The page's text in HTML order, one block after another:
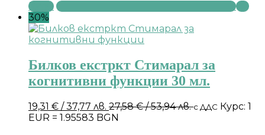
Купи
30%
Билков екстркт Стимарал за
когнитивни функции 30 мл.
19,31 € / 37,77 лв. 27,58€/ 53,94 лв.с ДДС Курс: 1
EUR = 1.95583 BGN